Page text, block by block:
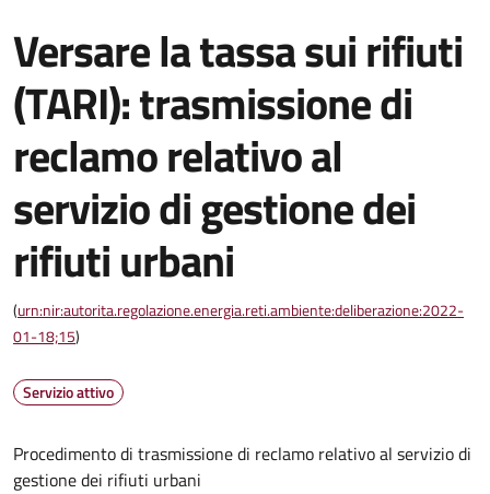
Versare la tassa sui rifiuti
(TARI): trasmissione di
reclamo relativo al
servizio di gestione dei
rifiuti urbani
(urn:nir:autorita.regolazione.energia.reti.ambiente:deliberazione:2022-
01-18;15)
Servizio attivo
Procedimento di trasmissione di reclamo relativo al servizio di
gestione dei rifiuti urbani